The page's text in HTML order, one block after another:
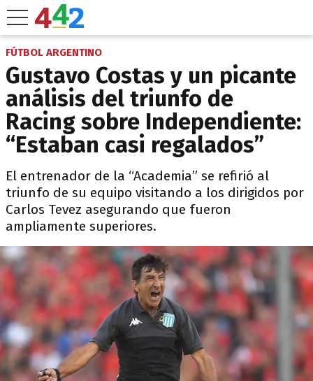
FÚTBOL ARGENTINO
Gustavo Costas y un picante
análisis del triunfo de
Racing sobre Independiente:
“Estaban casi regalados”
El entrenador de la “Academia” se refirió al
triunfo de su equipo visitando a los dirigidos por
Carlos Tevez asegurando que fueron
ampliamente superiores.